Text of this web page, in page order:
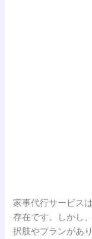
家事代行サービス
存在です。しかし
択肢やプランがあ